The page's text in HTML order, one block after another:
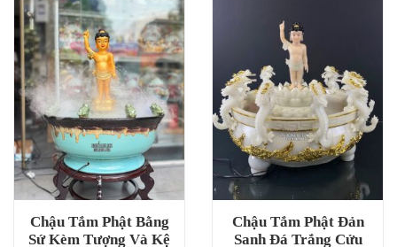
Chậu Tắm Phật Bằng
Sứ Kèm Tượng Và Kệ
Chậu Tắm Phật Đản
Sanh Đá Trắng Cửu